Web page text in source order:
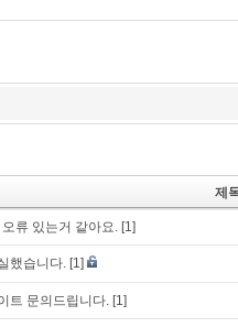
제
류 있는거 같아요. [1]
했습니다. [1]
트 문의드립니다. [1]